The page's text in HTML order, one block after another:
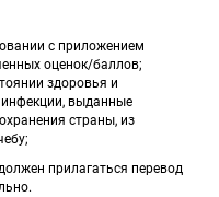
с приложением
оценок/баллов;
здоровья и
выданные
страны, из
прилагаться перевод